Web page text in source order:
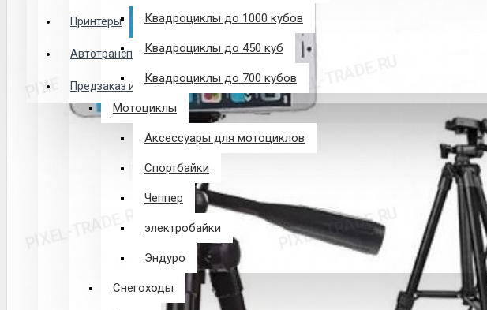
Принтеры
Автотранспорт
Предзаказ из Китая
0 товар(ов) - 0 р.
Квадроциклы до 1000 кубов
Квадроциклы до 450 куб
Квадроциклы до 700 кубов
Мотоциклы
Аксессуары для мотоциклов
Спортбайки
Чеппер
электробайки
Эндуро
Снегоходы